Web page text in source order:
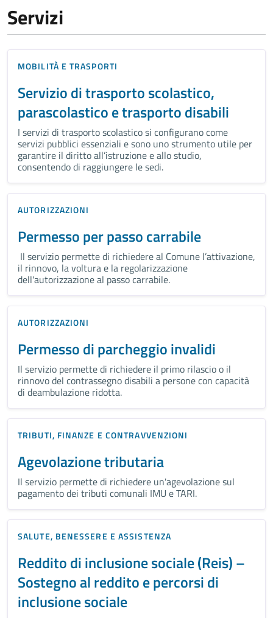
Servizi
MOBILITÀ E TRASPORTI
Servizio di trasporto scolastico,
parascolastico e trasporto disabili
I servizi di trasporto scolastico si configurano come
servizi pubblici essenziali e sono uno strumento utile per
garantire il diritto all’istruzione e allo studio,
consentendo di raggiungere le sedi.
AUTORIZZAZIONI
Permesso per passo carrabile
Il servizio permette di richiedere al Comune l’attivazione,
il rinnovo, la voltura e la regolarizzazione
dell'autorizzazione al passo carrabile.
AUTORIZZAZIONI
Permesso di parcheggio invalidi
Il servizio permette di richiedere il primo rilascio o il
rinnovo del contrassegno disabili a persone con capacità
di deambulazione ridotta.
TRIBUTI, FINANZE E CONTRAVVENZIONI
Agevolazione tributaria
Il servizio permette di richiedere un'agevolazione sul
pagamento dei tributi comunali IMU e TARI.
SALUTE, BENESSERE E ASSISTENZA
Reddito di inclusione sociale (Reis) –
Sostegno al reddito e percorsi di
inclusione sociale